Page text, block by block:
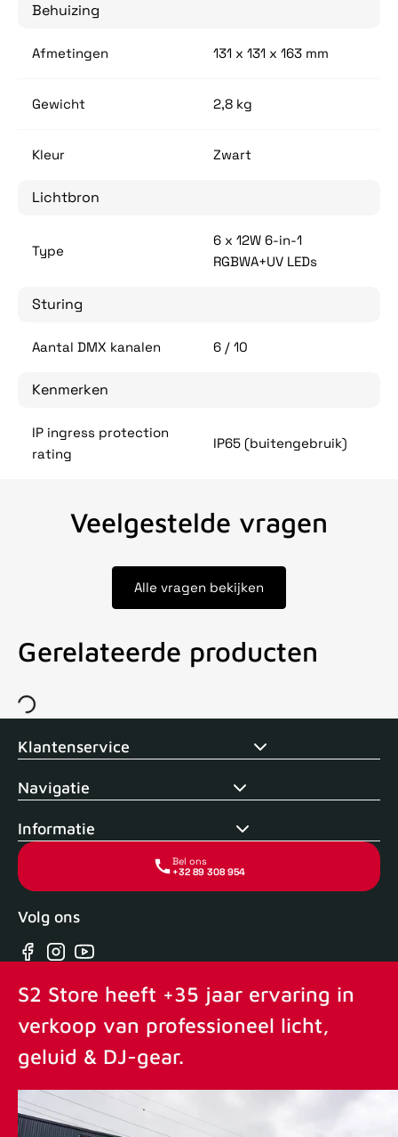
Behuizing
Afmetingen 131 x 131 x 163 mm
Gewicht 2,8 kg
Kleur Zwart
Lichtbron
Type
6 x 12W 6-in-1
RGBWA+UV LEDs
Sturing
Aantal DMX kanalen 6 / 10
Kenmerken
IP ingress protection
rating
IP65 (buitengebruik)
Veelgestelde vragen
Alle vragen bekijken
Gerelateerde producten
Voor 15uur besteld, zelfde dag verstuurd Echte winkel +35
Klantenservice
Navigatie
Informatie
Bel ons
+32 89 308 954
Volg ons
Facebook
Instagram
YouTube
S2 Store heeft +35 jaar ervaring in
verkoop van professioneel licht,
geluid & DJ-gear.